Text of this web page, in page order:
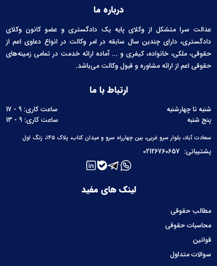
درباره ما
عدالت سرا متشکل از وکلای پایه یک دادگستری و عضو کانون وکلای
دادگستری، دارای چندین سال سابقه در امر وکالت در انواع دعاوی اعم از
حقوقی، ملکی، خانواده، کیفری و ... آماده ارائه خدمت در تمامی زمینه‌های
حقوقی اعم از ارائه مشاوره و قبول وکالت می‌باشد.
لینک های مفید
مطالب حقوقی
محاسبات حقوقی
قوانین
سوالات متداول
ارتباط با ما
شنبه تا چهارشنبه
ساعت کاری: 9 - 17
پنج شنبه
ساعت کاری: 9 - 13
سعادت آباد، بلوار سرو غربی، بین چهارراه سرو و میدان کتاب، پلاک ۱۴۵، زنگ اول
پشتیبانی: 02126760657